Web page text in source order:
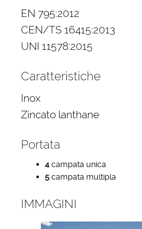
EN 795:2012
CEN/TS 16415:2013
UNI 11578:2015
Caratteristiche
Inox
Zincato lanthane
Portata
4 campata unica
5 campata multipla
IMMAGINI